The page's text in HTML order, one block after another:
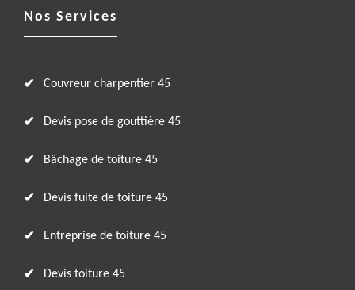
Nos Services
Couvreur charpentier 45
Devis pose de gouttière 45
Bâchage de toiture 45
Devis fuite de toiture 45
Entreprise de toiture 45
Devis toiture 45